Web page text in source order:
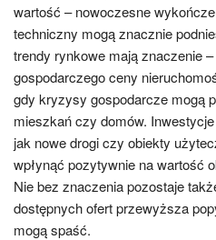
wartość – nowoczesne
techniczny mogą znacznie
trendy rynkowe mają znaczenie
gospodarczego ceny
gdy kryzysy gospodarcze mogą
mieszkań czy domów.
jak nowe drogi czy obiekty
wpłynąć pozytywnie na wartość
Nie bez znaczenia pozostaje
dostępnych ofert przewyższa
mogą spaść.